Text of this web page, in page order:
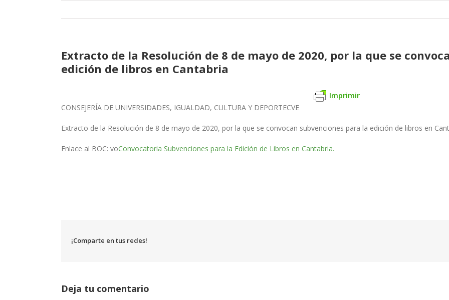
Extracto de la Resolución de 8 de mayo de 2020, por la que se
edición de libros en Cantabria
Imprimir
CONSEJERÍA DE UNIVERSIDADES, IGUALDAD, CULTURA Y DEPORTECVE
Extracto de la Resolución de 8 de mayo de 2020, por la que se convocan subvenciones para la edición de libros en
Enlace al BOC: voConvocatoria Subvenciones para la Edición de Libros en Cantabria.
¡Comparte en tus redes!
Deja tu comentario